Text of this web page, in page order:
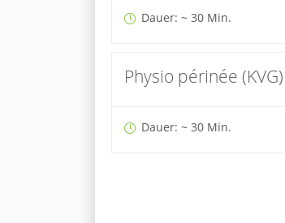
Dauer: ~ 30 Min.
Physio périnée (KVG)
Dauer: ~ 30 Min.